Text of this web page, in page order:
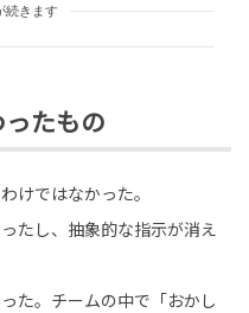
続きます
たもの
けではなかった。
たし、抽象的な指示が消え
た。チームの中で「おかし